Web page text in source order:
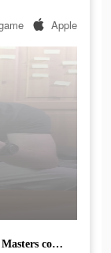
Apple
Dal link qua sotto potrai scaricare Match Masters con molti premi, sfidare i tuoi amici e vedere chi riceverà una pacca sulla spalla. #matchmasters #ad @Match Masters